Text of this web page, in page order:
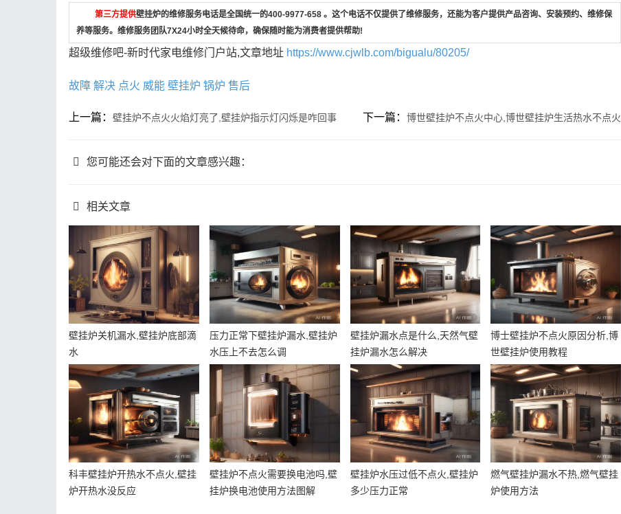
第三方提供壁挂炉的维修服务电话是全国统一的400-9977-658 。这个电话不仅提供了维修服务，还能为客户提供产品咨询、安装预约、维修保
养等服务。维修服务团队7X24小时全天候待命，确保随时能为消费者提供帮助!
超级维修吧-新时代家电维修门户站,文章地址 https://www.cjwlb.com/bigualu/80205/
故障 解决 点火 威能 壁挂炉 锅炉 售后
上一篇： 壁挂炉不点火火焰灯亮了,壁挂炉指示灯闪烁是咋回事 下一篇： 博世壁挂炉不点火中心,博世壁挂炉生活热水不点火
您可能还会对下面的文章感兴趣：
相关文章
壁挂炉关机漏水,壁挂炉底部滴
水
压力正常下壁挂炉漏水,壁挂炉
水压上不去怎么调
壁挂炉漏水点是什么,天然气壁
挂炉漏水怎么解决
博士壁挂炉不点火原因分析,博
世壁挂炉使用教程
科丰壁挂炉开热水不点火,壁挂
炉开热水没反应
壁挂炉不点火需要换电池吗,壁
挂炉换电池使用方法图解
壁挂炉水压过低不点火,壁挂炉
多少压力正常
燃气壁挂炉漏水不热,燃气壁挂
炉使用方法